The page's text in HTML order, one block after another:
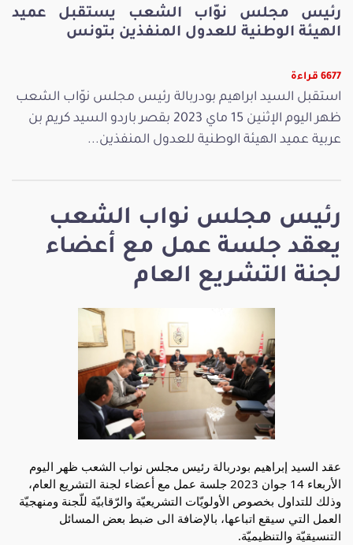
رئيس مجلس نواب الشعب
يعقد جلسة عمل مع أعضاء
لجنة التشريع العام
عقد السيد إبراهيم بودربالة رئيس مجلس نواب الشعب ظهر اليوم
الأربعاء 14 جوان 2023 جلسة عمل مع أعضاء لجنة التشريع العام،
وذلك للتداول بخصوص الأولويّات التشريعيّة والرّقابيّة للّجنة ومنهجيّة
العمل التي سيقع اتباعها، بالإضافة الى ضبط بعض المسائل
التنسيقيّة والتنظيميّة.
رئيس مجلس نوّاب الشعب يستقبل عميد
الهيئة الوطنية للعدول المنفذين بتونس
6677 قراءة
استقبل السيد ابراهيم بودربالة رئيس مجلس نوّاب الشعب
ظهر اليوم الإثنين 15 ماي 2023 بقصر باردو السيد كريم بن
عربية عميد الهيئة الوطنية للعدول المنفذين...